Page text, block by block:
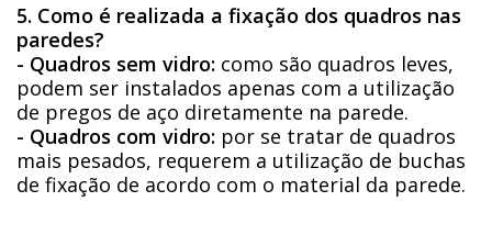
5. Como é realizada a fixação dos quadros nas
paredes?
- Quadros sem vidro: como são quadros leves,
podem ser instalados apenas com a utilização
de pregos de aço diretamente na parede.
- Quadros com vidro: por se tratar de quadros
mais pesados, requerem a utilização de buchas
de fixação de acordo com o material da parede.